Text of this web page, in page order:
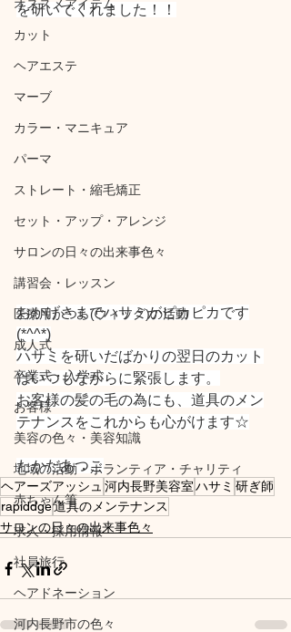
オススメアイテム
カット
ヘアエステ
マーブ
カラー・マニキュア
パーマ
ストレート・縮毛矯正
セット・アップ・アレンジ
サロンの日々の出来事色々
講習会・レッスン
医療用かつら(ウィッグ)の活動
成人式
卒業式・入学式
お客様
美容の色々・美容知識
地域の活動・ボランティア・チャリティ
赤ちゃん筆
求人・採用情報
社員旅行
ヘアドネーション
河内長野市の色々
を研いでくれました！！
おかげさまでハサミがピカピカです
(*^^*)
ハサミを研いだばかりの翌日のカット
はいつもながらに緊張します。
お客様の髪の毛の為にも、道具のメン
テナンスをこれからも心がけます☆
たかだあつこ
ヘアーズアッシュ 河内長野美容室ハサミ 研ぎ師
rapiddge道具のメンテナンス
サロンの日々の出来事色々